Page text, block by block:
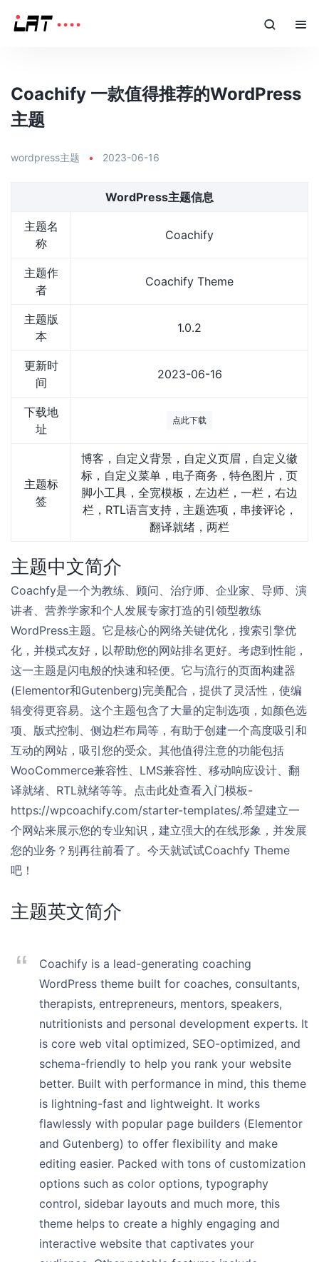
Coachify 一款值得推荐的WordPress
主题
wordpress主题 • 2023-06-16
WordPress主题信息
主题名
称
Coachify
主题作
者
Coachify Theme
主题版
本
1.0.2
更新时
间
2023-06-16
下载地
址
点此下载
主题标
签
博客，自定义背景，自定义页眉，自定义徽
标，自定义菜单，电子商务，特色图片，页
脚小工具，全宽模板，左边栏，一栏，右边
栏，RTL语言支持，主题选项，串接评论，
翻译就绪，两栏
主题中文简介
Coachfy是一个为教练、顾问、治疗师、企业家、导师、演
讲者、营养学家和个人发展专家打造的引领型教练
WordPress主题。它是核心的网络关键优化，搜索引擎优
化，并模式友好，以帮助您的网站排名更好。考虑到性能，
这一主题是闪电般的快速和轻便。它与流行的页面构建器
(Elementor和Gutenberg)完美配合，提供了灵活性，使编
辑变得更容易。这个主题包含了大量的定制选项，如颜色选
项、版式控制、侧边栏布局等，有助于创建一个高度吸引和
互动的网站，吸引您的受众。其他值得注意的功能包括
WooCommerce兼容性、LMS兼容性、移动响应设计、翻
译就绪、RTL就绪等等。点击此处查看入门模板-
https://wpcoachify.com/starter-templates/.希望建立一
个网站来展示您的专业知识，建立强大的在线形象，并发展
您的业务？别再往前看了。今天就试试Coachfy Theme
吧！
主题英文简介
Coachify is a lead-generating coaching
WordPress theme built for coaches, consultants,
therapists, entrepreneurs, mentors, speakers,
nutritionists and personal development experts. It
is core web vital optimized, SEO-optimized, and
schema-friendly to help you rank your website
better. Built with performance in mind, this theme
is lightning-fast and lightweight. It works
flawlessly with popular page builders (Elementor
and Gutenberg) to offer flexibility and make
editing easier. Packed with tons of customization
options such as color options, typography
control, sidebar layouts and much more, this
theme helps to create a highly engaging and
interactive website that captivates your